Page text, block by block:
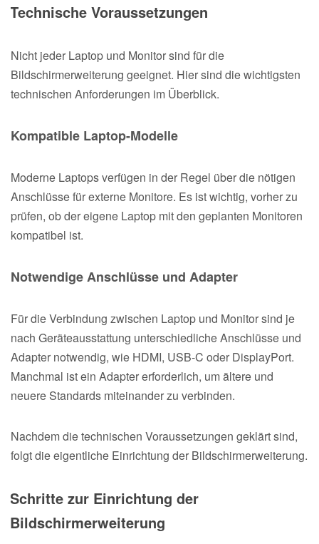
Technische Voraussetzungen
Nicht jeder Laptop und Monitor sind für die
Bildschirmerweiterung geeignet. Hier sind die wichtigsten
technischen Anforderungen im Überblick.
Kompatible Laptop-Modelle
Moderne Laptops verfügen in der Regel über die nötigen
Anschlüsse für externe Monitore. Es ist wichtig, vorher zu
prüfen, ob der eigene Laptop mit den geplanten Monitoren
kompatibel ist.
Notwendige Anschlüsse und Adapter
Für die Verbindung zwischen Laptop und Monitor sind je
nach Geräteausstattung unterschiedliche Anschlüsse und
Adapter notwendig, wie HDMI, USB-C oder DisplayPort.
Manchmal ist ein Adapter erforderlich, um ältere und
neuere Standards miteinander zu verbinden.
Nachdem die technischen Voraussetzungen geklärt sind,
folgt die eigentliche Einrichtung der Bildschirmerweiterung.
Schritte zur Einrichtung der
Bildschirmerweiterung